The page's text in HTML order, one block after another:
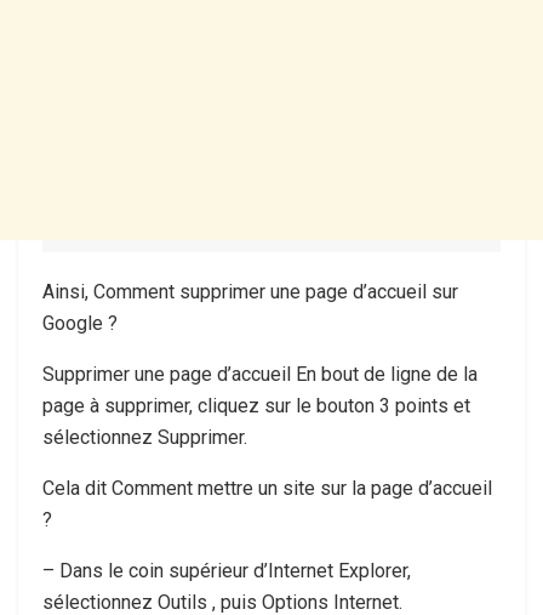
Ainsi, Comment supprimer une page d’accueil sur
Google ?
Supprimer une page d’accueil En bout de ligne de la
page à supprimer, cliquez sur le bouton 3 points et
sélectionnez Supprimer.
Cela dit Comment mettre un site sur la page d’accueil
?
– Dans le coin supérieur d’Internet Explorer,
sélectionnez Outils , puis Options Internet.